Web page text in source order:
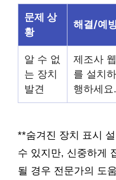
문제 상
황
해결/예
알 수 없
는 장치
발견
제조사
를 설치
행하세요.
**숨겨진 장치 표시
수 있지만, 신중하게
될 경우 전문가의 도